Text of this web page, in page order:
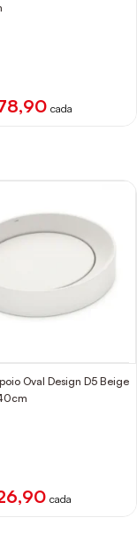
cada
Oval Design D5 Beige
cada